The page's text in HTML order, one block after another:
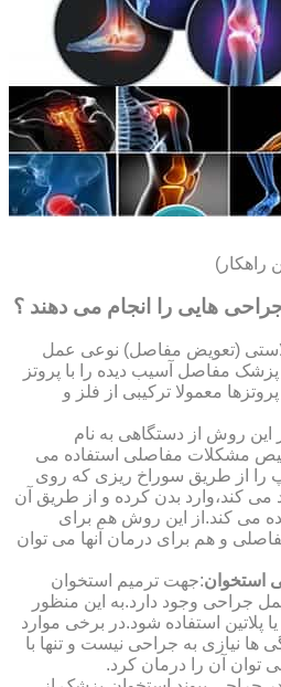
راهکار)
هایی را انجام می دهند ؟
(تعویض مفاصل) نوعی عمل
مفاصل آسیب دیده را با پروتز
معمولا ترکیبی از فلز و
این روش از دستگاهی به نام
مشکلات مفاصلی استفاده می
را از طریق سوراخ ریزی که روی
کند،وارد بدن کرده و از طریق آن
می کند.از این روش هم برای
و هم برای درمان آنها می توان
استخوان:جهت ترمیم استخوان
جراحی وجود دارد.به این منظور
پلاتین استفاده شود.در برخی موارد
ها نیازی به جراحی نیست و تنها با
توان آن را درمان کرد.